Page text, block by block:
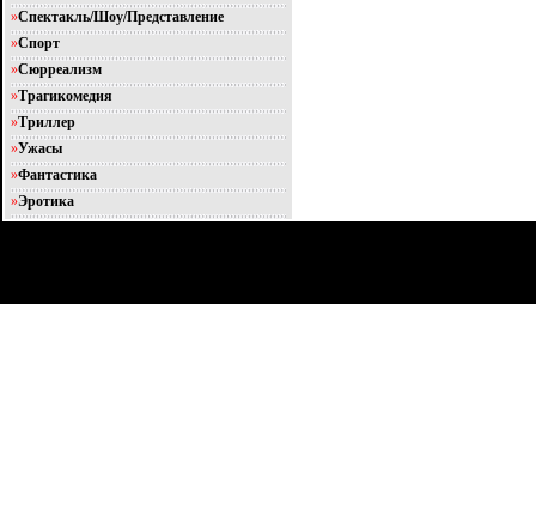
»Спектакль/Шоу/Представление
»Спорт
»Сюрреализм
»Трагикомедия
»Триллер
»Ужасы
»Фантастика
»Эротика